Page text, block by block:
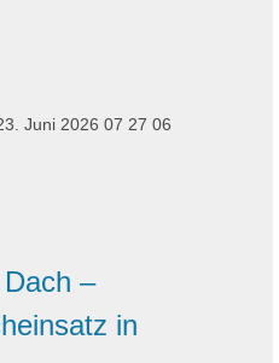
–
in